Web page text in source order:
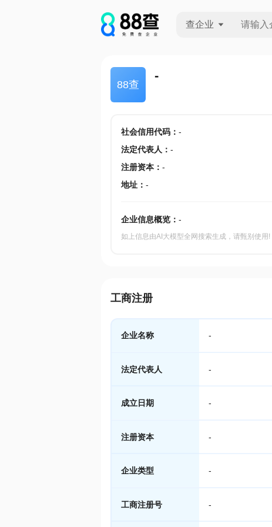
查企业
88查
-
社会信用代码： -
法定代表人 ： -
注册资本： -
地址： -
企业信息概览： -
如上信息由AI大模型全网搜索生成，请甄别使用!
工商注册
企业名称 -
法定代表人 -
成立日期 -
注册资本 -
企业类型 -
工商注册号 -